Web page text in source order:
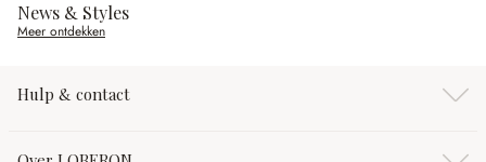
News & Styles
Meer ontdekken
Hulp & contact